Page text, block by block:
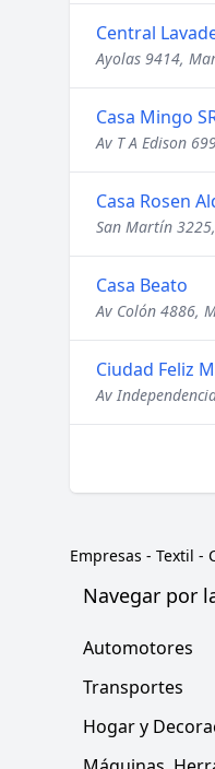
Central
Ayolas 9414,
Casa Mingo
Av T A Edison
Casa Rosen
San Martín
Casa Beato
Av Colón 4886,
Ciudad Feliz
Av
Empresas - Textil -
Navegar por
Automotores
Transportes
Hogar y